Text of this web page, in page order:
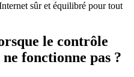
sûr et équilibré pour tout
le contrôle
fonctionne pas ?